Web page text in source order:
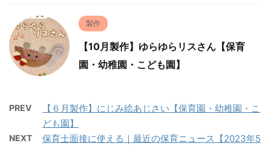
製作
【10月製作】ゆらゆらリスさん【保育
園・幼稚園・こども園】
PREV
【６月製作】にじみ絵あじさい【保育園・幼稚園・こ
ども園】
NEXT
保育士面接に使える｜最近の保育ニュース【2023年5